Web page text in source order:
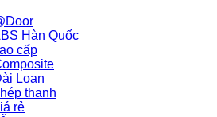
Hàn Quốc
cấp
Loan
thanh
rẻ